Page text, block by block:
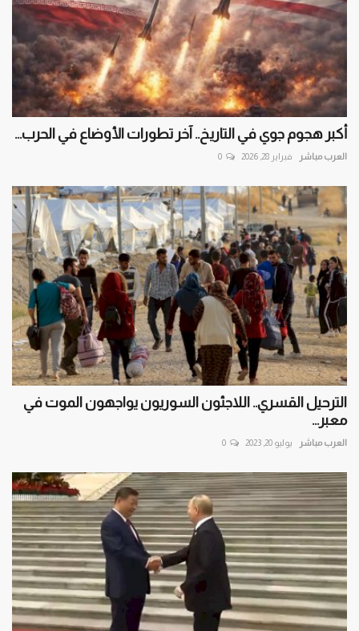
أكبر هجوم جوي في التاريخ.. آخر تطورات الأوضاع في الحرب...
العرب مباشر فبراير 28, 2026 0
الترحيل القسري.. اللاجئون السوريون يواجهون الموت في
معبر...
العرب مباشر يوليو 20, 2023 0